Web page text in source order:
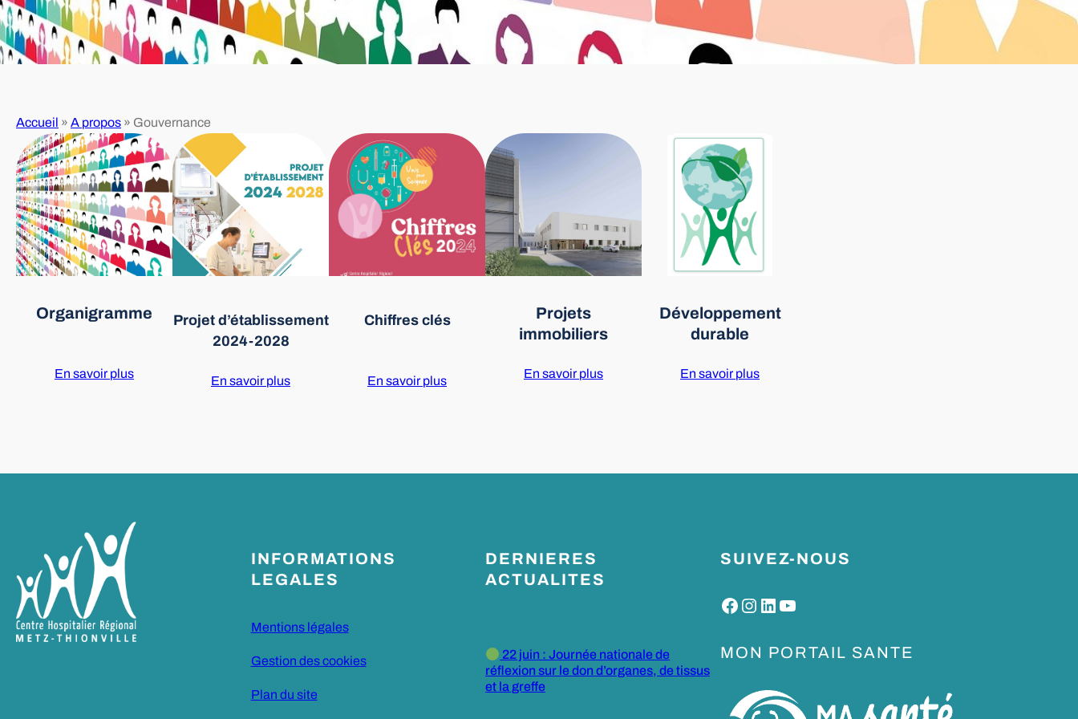
Accueil » A propos » Gouvernance
Organigramme
En savoir plus
Projet d’établissement
2024-2028
En savoir plus
Chiffres clés
En savoir plus
Projets
immobiliers
En savoir plus
Développement
durable
En savoir plus
INFORMATIONS
LEGALES
Mentions légales
Gestion des cookies
Plan du site
DERNIERES
ACTUALITES
22 juin : Journée nationale de
réflexion sur le don d’organes, de tissus
et la greffe
SUIVEZ-NOUS
Facebook Instagram LinkedIn YouTube
MON PORTAIL SANTE